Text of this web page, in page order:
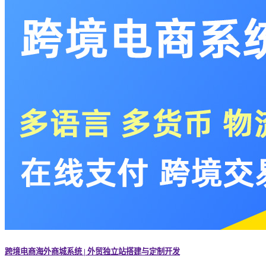
跨境电商海外商城系统 | 外贸独立站搭建与定制开发